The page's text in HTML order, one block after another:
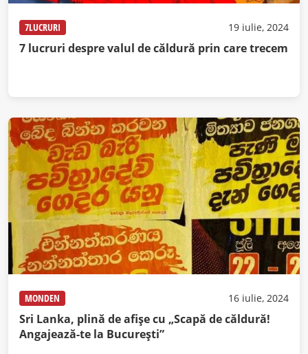
7LUCRURI 19 iulie, 2024
7 lucruri despre valul de căldură prin care trecem
MONDEN 16 iulie, 2024
Sri Lanka, plină de afişe cu „Scapă de căldură!
Angajează-te la Bucureşti”